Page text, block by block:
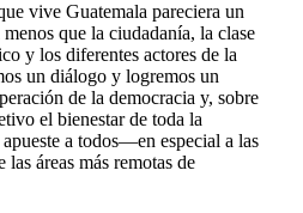
vive Guatemala pareciera un
que la ciudadanía, la clase
y los diferentes actores de la
un diálogo y logremos un
de la democracia y, sobre
el bienestar de toda la
a todos—en especial a las
áreas más remotas de